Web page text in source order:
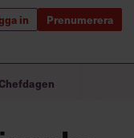
in Prenumerera
världen
Chefdagen